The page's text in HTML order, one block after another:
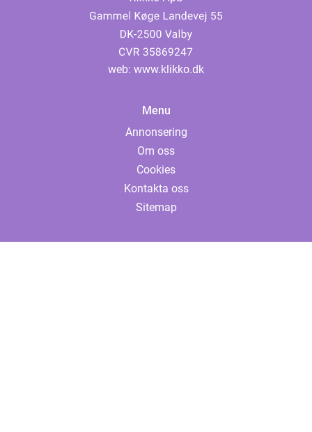
web: www.klikko.dk
Menu
Annonsering
Om oss
Cookies
Kontakta oss
Sitemap